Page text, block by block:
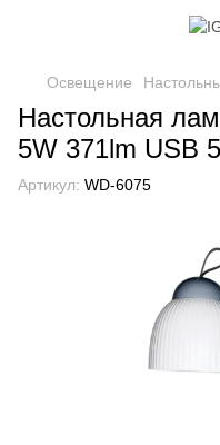
Освещение
Настольная
5W 371lm USB
Артикул: WD-6075